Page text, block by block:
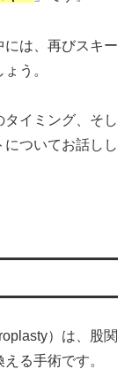
には、再びスキー
う。
イミング、そし
ついてお話しし
）は、股関
る手術です。